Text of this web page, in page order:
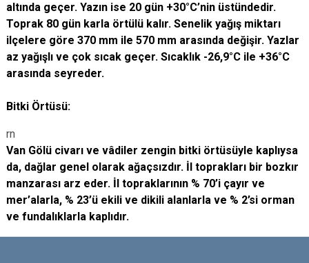
altında geçer. Yazın ise 20 gün +30°C’nin üstündedir.
Toprak 80 gün karla örtülü kalır. Senelik yağış miktarı
ilçelere göre 370 mm ile 570 mm arasında değişir. Yazlar
az yağışlı ve çok sıcak geçer. Sıcaklık -26,9°C ile +36°C
arasında seyreder.
Bitki Örtüsü:
rn
Van Gölü civarı ve vâdiler zengin bitki örtüsüyle kaplıysa
da, dağlar genel olarak ağaçsızdır. İl toprakları bir bozkır
manzarası arz eder. İl topraklarının % 70’i çayır ve
mer’alarla, % 23’ü ekili ve dikili alanlarla ve % 2’si orman
ve fundalıklarla kaplıdır.